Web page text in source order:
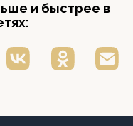
и быстрее в